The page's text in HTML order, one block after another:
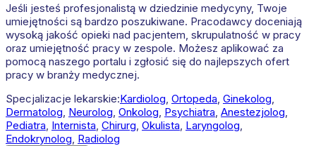
Jeśli jesteś profesjonalistą w dziedzinie medycyny, Twoje
umiejętności są bardzo poszukiwane. Pracodawcy doceniają
wysoką jakość opieki nad pacjentem, skrupulatność w pracy
oraz umiejętność pracy w zespole. Możesz aplikować za
pomocą naszego portalu i zgłosić się do najlepszych ofert
pracy w branży medycznej.
Specjalizacje lekarskie:Kardiolog Ortopeda Ginekolog
Dermatolog Neurolog Onkolog Psychiatra Anestezjolog
Pediatra Internista Chirurg Okulista Laryngolog
Endokrynolog Radiolog